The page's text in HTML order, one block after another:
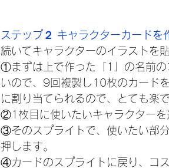
ステップ２ キャラクターカードを
続いてキャラクターのイラストを
①まずは上で作った「1」の名前
いので、9回複製し10枚のカード
に割り当てられるので、とても楽
②1枚目に使いたいキャラクターを
③そのスプライトで、使いたい部
押します。
④カードのスプライトに戻り、コ